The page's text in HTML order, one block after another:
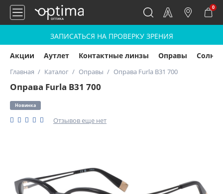
0
ЗАПИСАТЬСЯ НА ПРОВЕРКУ ЗРЕНИЯ
Акции Аутлет Контактные линзы Оправы
Главная Каталог Оправы Оправа Furla B31 700
Оправа Furla B31 700
Новинка
Отзывов еще нет